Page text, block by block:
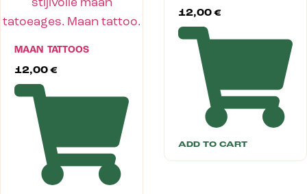
MAAN TATTOOS
12,00 €
12,00 €
ADD TO CART